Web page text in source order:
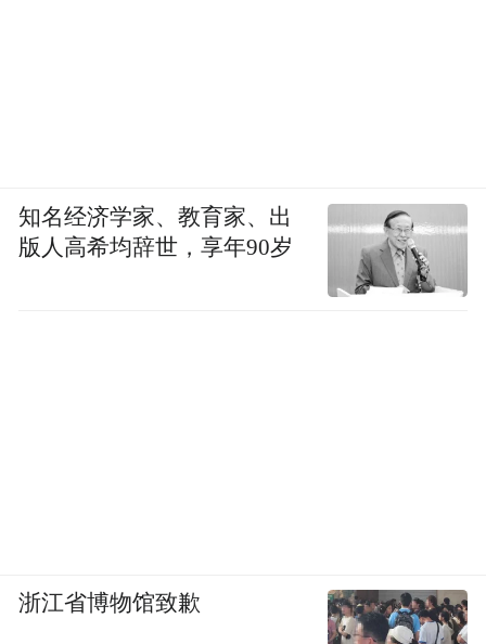
知名经济学家、教育家、出
版人高希均辞世，享年90岁
浙江省博物馆致歉